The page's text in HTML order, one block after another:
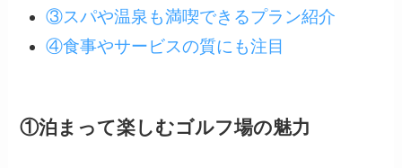
③スパや温泉も満喫できるプラン紹介
④食事やサービスの質にも注目
①泊まって楽しむゴルフ場の魅力